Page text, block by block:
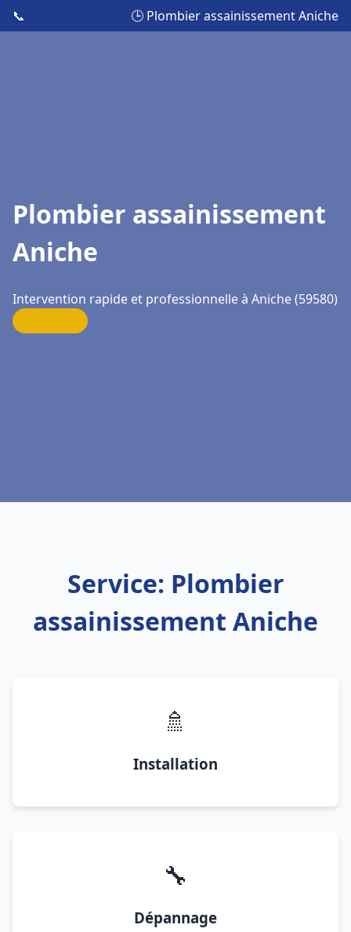
📞 🕒 Plombier assainissement Aniche
Plombier assainissement
Aniche
Intervention rapide et professionnelle à Aniche (59580)
Service: Plombier
assainissement Aniche
🚿
Installation
🔧
Dépannage